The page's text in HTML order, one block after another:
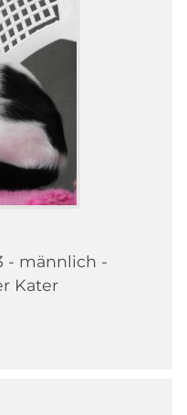
- männlich -
Kater